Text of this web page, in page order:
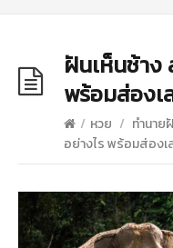
ฝันเห็นช้าง
พร้อมส่องเ
/ หวย / ทำนาย
อย่างไร พร้อมส่องเ